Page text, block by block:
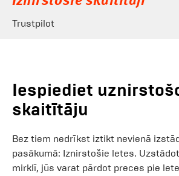
Trustpilot
Iespiediet
skaitītāju
Bez tiem nedrīkst iztikt nevienā
pasākumā: Iznirstošie letes.
mirklī, jūs varat pārdot preces pie